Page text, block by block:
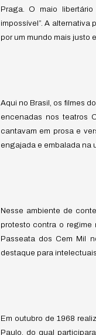
Praga. O maio
impossível”. A alternativa
por um mundo mais justo
Aqui no Brasil, os filmes
encenadas nos teatros
cantavam em prosa e
engajada e embalada na
Nesse ambiente de
protesto contra o regime
Passeata dos Cem Mil
destaque para
Em outubro de 1968
Paulo, do qual